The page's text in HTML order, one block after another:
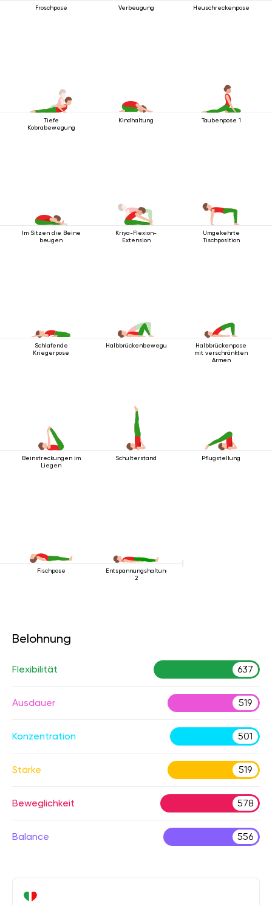
Froschpose Verbeugung Heuschreckenpose
Tiefe
Kobrabewegung
Kindhaltung Taubenpose 1
Im Sitzen die Beine
beugen
Kriya-Flexion-
Extension
Umgekehrte
Tischposition
Schlafende
Kriegerpose
Halbbrückenbewegung
Halbbrückenpose
mit verschränkten
Armen
Beinstreckungen im
Liegen
Schulterstand Pflugstellung
Fischpose
Entspannungshaltung
2
Belohnung
Flexibilität 637
Ausdauer 519
Konzentration 501
Stärke 519
Beweglichkeit 578
Balance 556